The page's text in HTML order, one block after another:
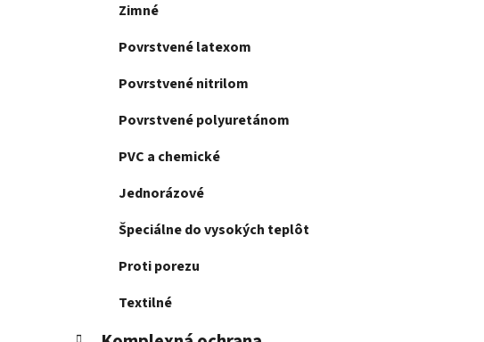
Zimné
Povrstvené latexom
Povrstvené nitrilom
Povrstvené polyuretánom
PVC a chemické
Jednorázové
Špeciálne do vysokých teplôt
Proti porezu
Textilné